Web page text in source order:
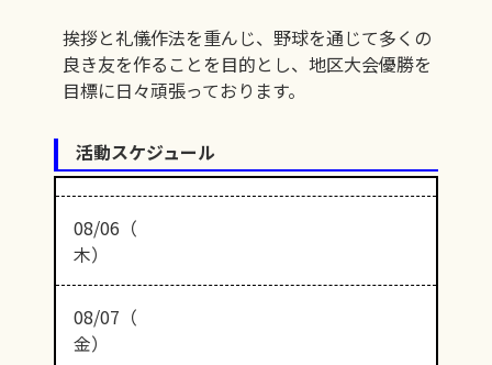
挨拶と礼儀作法を重んじ、野球を通じて多くの
良き友を作ることを目的とし、地区大会優勝を
目標に日々頑張っております。
活動スケジュール
08/06（
木）
08/07（
金）